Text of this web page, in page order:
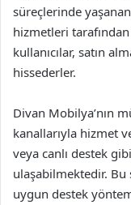
süreçlerinde
hizmetleri
kullanıcılar, satın
hissederler.
Divan Mobilya’nın
kanallarıyla hizmet
veya canlı destek
ulaşabilmektedir. Bu
uygun destek